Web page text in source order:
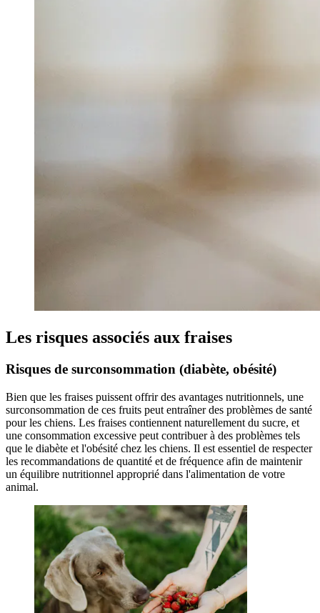
Les risques associés aux fraises
Risques de surconsommation (diabète, obésité)
Bien que les fraises puissent offrir des avantages nutritionnels, une
surconsommation de ces fruits peut entraîner des problèmes de santé
pour les chiens. Les fraises contiennent naturellement du sucre, et
une consommation excessive peut contribuer à des problèmes tels
que le diabète et l'obésité chez les chiens. Il est essentiel de respecter
les recommandations de quantité et de fréquence afin de maintenir
un équilibre nutritionnel approprié dans l'alimentation de votre
animal.